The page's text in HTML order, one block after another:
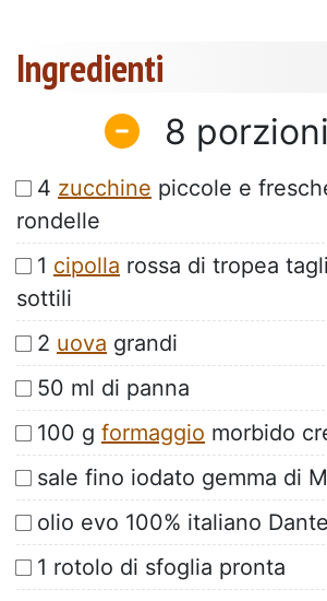
Ingredienti
8
4 zucchine piccole e
rondelle
1 cipolla rossa di tropea
sottili
2 uova grandi
50 ml di panna
100 g formaggio morbido
sale fino iodato gemma di
olio evo 100% italiano Dante
1 rotolo di sfoglia pronta